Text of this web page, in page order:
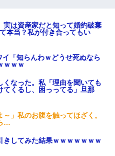
実は資産家だと知って婚約破棄
本当？私が付き合ってもい
「知らんわｗどうせ死ぬなら
ｗｗｗ
なった。私「理由を聞いても
てくるし、困っってる」旦那
」私のお腹を触ってほざく。
…
してみた結果ｗｗｗｗｗｗｗ